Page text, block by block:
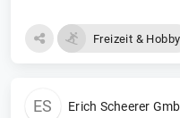
Freizeit & Hobby
ES Erich Scheerer